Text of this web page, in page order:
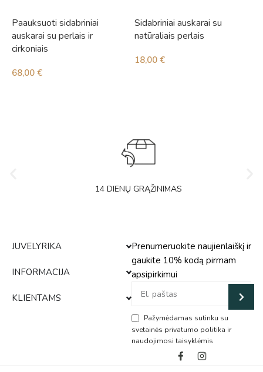
Paauksuoti sidabriniai
auskarai su perlais ir
cirkoniais
68,00 €
Sidabriniai auskarai su
natūraliais perlais
18,00 €
14 DIENŲ GRĄŽINIMAS
JUVELYRIKA
INFORMACIJA
KLIENTAMS
Prenumeruokite naujienlaiškį ir
gaukite 10% kodą pirmam
apsipirkimui
Pažymėdamas sutinku su
svetainės privatumo politika ir
naudojimosi taisyklėmis
Alternative: